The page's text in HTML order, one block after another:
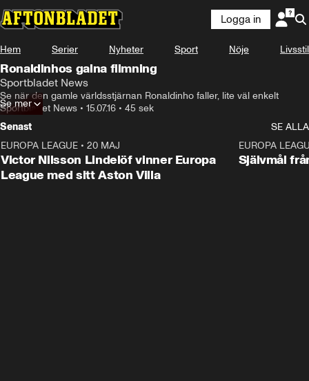
Logga in
Hem Serier Nyheter Sport Nöje Livsstil
Ronaldinhos galna filmning
Sportbladet News
Se när den gamle världsstjärnan Ronaldinho faller, lite väl enkelt
Sportbladet News • 15.07.16 • 45 sek
Se mer
Senast
SE ALLA
EUROPA LEAGUE • 20 MAJ
Victor Nilsson Lindelöf vinner Europa
League med sitt Aston Villa
EUROPA
Självmål